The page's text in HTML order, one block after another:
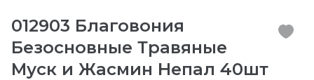
012903 Благовония
Безосновные Травяные
Муск и Жасмин Непал 40шт